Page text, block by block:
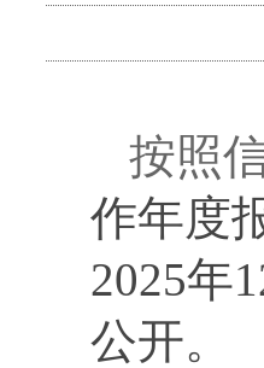
按照
作年度
2025年
公开。